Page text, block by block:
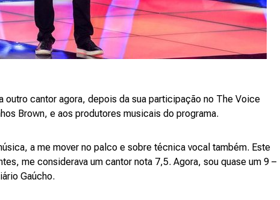
outro cantor agora, depois da sua participação no The Voice
Brown, e aos produtores musicais do programa.
a me mover no palco e sobre técnica vocal também. Este
me considerava um cantor nota 7,5. Agora, sou quase um 9 –
Gaúcho.